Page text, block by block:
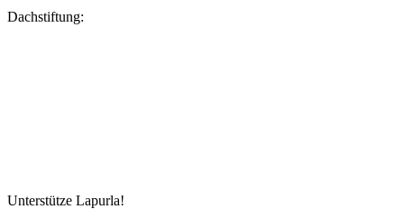
Dachstiftung:
Unterstütze Lapurla!